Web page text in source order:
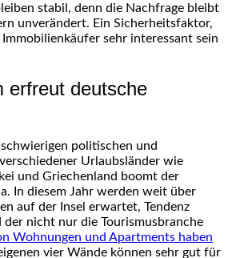
stabil, denn die Nachfrage bleibt
unverändert. Ein Sicherheitsfaktor,
sehr interessant sein
erfreut deutsche
politischen und
Urlaubsländer wie
und Griechenland boomt der
In diesem Jahr werden weit über
auf der Insel erwartet, Tendenz
der nicht nur die Tourismusbranche
Wohnungen und Apartments haben
vier Wände können sehr gut für